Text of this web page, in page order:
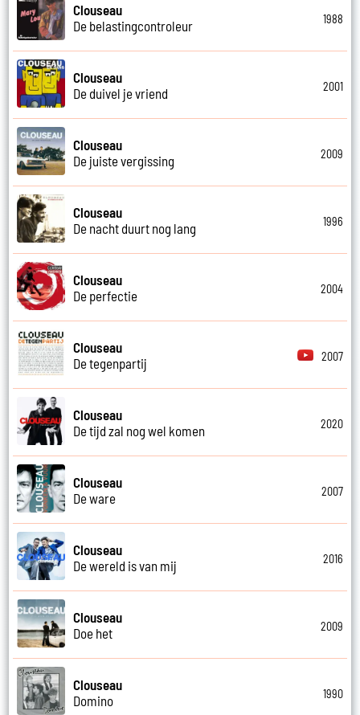
Clouseau
De belastingcontroleur
1988
Clouseau
De duivel je vriend
2001
Clouseau
De juiste vergissing
2009
Clouseau
De nacht duurt nog lang
1996
Clouseau
De perfectie
2004
Clouseau
De tegenpartij
2007
Clouseau
De tijd zal nog wel komen
2020
Clouseau
De ware
2007
Clouseau
De wereld is van mij
2016
Clouseau
Doe het
2009
Clouseau
Domino
1990